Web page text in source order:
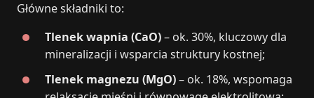
Główne składniki to:
Tlenek wapnia (CaO)– ok. 30%, kluczowy dla
mineralizacji i wsparcia struktury kostnej;
Tlenek magnezu (MgO)– ok. 18%, wspomaga